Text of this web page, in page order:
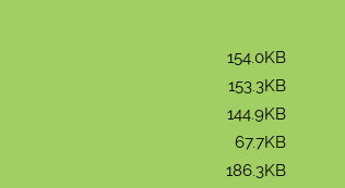
154.0KB
153.3KB
144.9KB
67.7KB
186.3KB